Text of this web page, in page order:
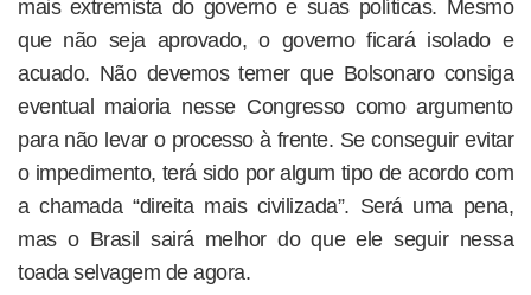
mais extremista do governo e suas políticas. Mesmo
que não seja aprovado, o governo ficará isolado e
acuado. Não devemos temer que Bolsonaro consiga
eventual maioria nesse Congresso como argumento
para não levar o processo à frente. Se conseguir evitar
o impedimento, terá sido por algum tipo de acordo com
a chamada “direita mais civilizada”. Será uma pena,
mas o Brasil sairá melhor do que ele seguir nessa
toada selvagem de agora.